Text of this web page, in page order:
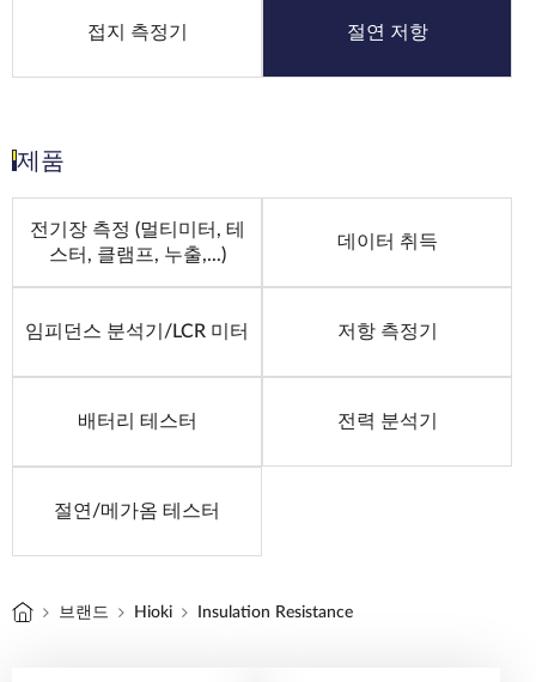
접지 측정기 절연 저항
제품
전기장 측정 (멀티미터, 테
스터, 클램프, 누출,...)
데이터 취득
임피던스 분석기/LCR 미터 저항 측정기
배터리 테스터 전력 분석기
절연/메가옴 테스터
브랜드 Hioki Insulation Resistance